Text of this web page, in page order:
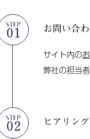
お問い合
サイト内の
弊社の担当
ヒアリン